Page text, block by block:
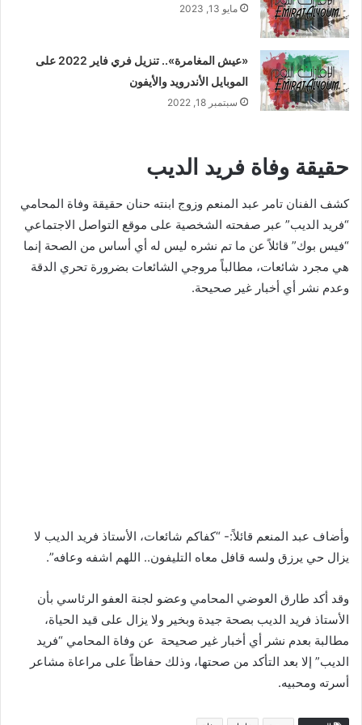
مايو 13, 2023
«عيش المغامرة».. تنزيل فري فاير 2022 على
الموبايل الأندرويد والأيفون
سبتمبر 18, 2022
حقيقة وفاة فريد الديب
كشف الفنان تامر عبد المنعم وزوج ابنته حنان حقيقة وفاة المحامي
“فريد الديب” عبر صفحته الشخصية على موقع التواصل الاجتماعي
“فيس بوك” قائلاً عن ما تم نشره ليس له أي أساس من الصحة إنما
هي مجرد شائعات، مطالباً مروجي الشائعات بضرورة تحري الدقة
وعدم نشر أي أخبار غير صحيحة.
وأضاف عبد المنعم قائلاً:- “كفاكم شائعات، الأستاذ فريد الديب لا
يزال حي يرزق ولسه قافل معاه التليفون.. اللهم اشفه وعافه”.
وقد أكد طارق العوضي المحامي وعضو لجنة العفو الرئاسي بأن
الأستاذ فريد الديب بصحة جيدة وبخير ولا يزال على قيد الحياة،
مطالبة بعدم نشر أي أخبار غير صحيحة عن وفاة المحامي “فريد
الديب” إلا بعد التأكد من صحتها، وذلك حفاظاً على مراعاة مشاعر
أسرته ومحبيه.